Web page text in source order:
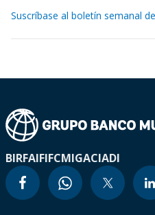
Suscríbase al boletín semanal
BIRFAIFIFCMIGACIADI